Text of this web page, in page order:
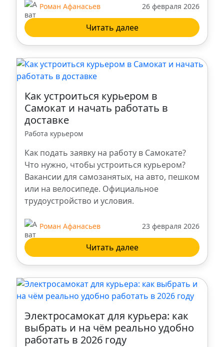
Роман Афанасьев 26 февраля 2026
Читать далее
Как устроиться курьером в
Самокат и начать работать в
доставке
Работа курьером
Как подать заявку на работу в Самокате?
Что нужно, чтобы устроиться курьером?
Вакансии для самозанятых, на авто, пешком
или на велосипеде. Официальное
трудоустройство и условия.
Роман Афанасьев 23 февраля 2026
Читать далее
Электросамокат для курьера: как
выбрать и на чём реально удобно
работать в 2026 году